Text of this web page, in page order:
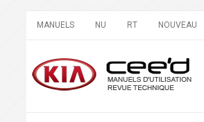
MANUELS NU RT NOUVEAU